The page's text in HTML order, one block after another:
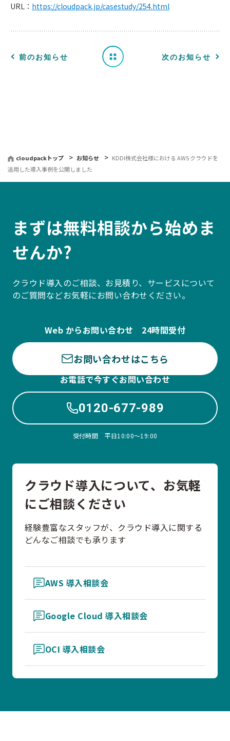
URL： https://cloudpack.jp/casestudy/254.html
前のお知らせ
ら
せ
一 次のお知らせ
cloudpackトップ お知らせ
KDDI株式会社様における AWS クラウドを
活用した導入事例を公開しました
まずは無料相談から始めま
せんか?
クラウド導入のご相談、お見積り、サービスについて
のご質問などお気軽にお問い合わせください。
Web からお問い合わせ 24時間受付
お問い合わせはこちら
お電話で今すぐお問い合わせ
0120-677-989
受付時間 平日10:00〜19:00
クラウド導入について、お気軽
にご相談ください
経験豊富なスタッフが、クラウド導入に関する
どんなご相談でも承ります
AWS 導入相談会
Google Cloud 導入相談会
OCI 導入相談会